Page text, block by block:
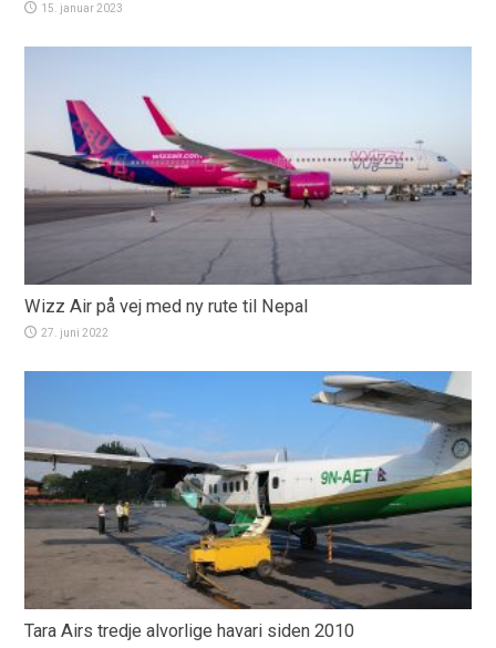
15. januar 2023
Wizz Air på vej med ny rute til Nepal
27. juni 2022
Tara Airs tredje alvorlige havari siden 2010